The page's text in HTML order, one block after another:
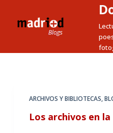
t
ARCHIVOS Y BIBLIOTECAS,
Los archivos en